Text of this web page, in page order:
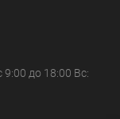
до 18:00 Вс: